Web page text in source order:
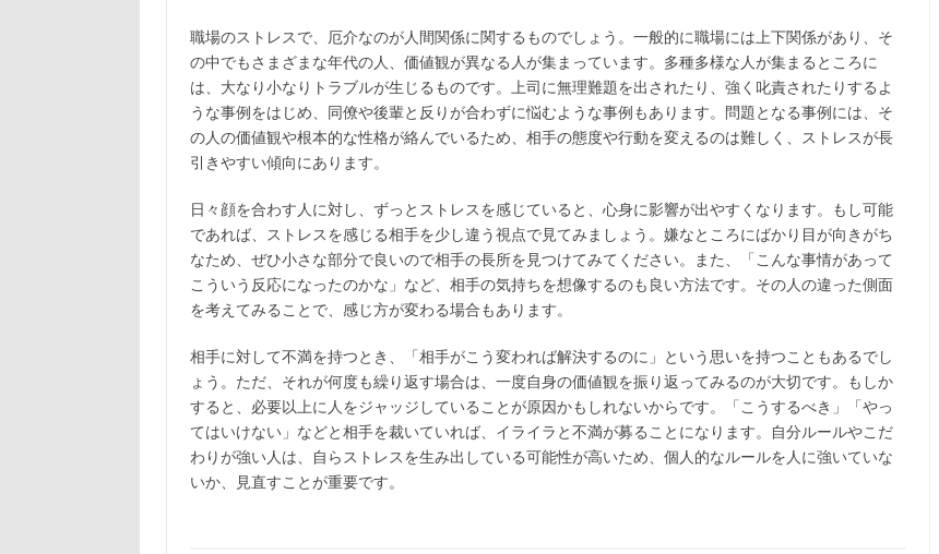
職場のストレスで、厄介なのが人間関係に関するものでしょう。一般的に職場には上下関係があり、そ
の中でもさまざまな年代の人、価値観が異なる人が集まっています。多種多様な人が集まるところに
は、大なり小なりトラブルが生じるものです。上司に無理難題を出されたり、強く叱責されたりするよ
うな事例をはじめ、同僚や後輩と反りが合わずに悩むような事例もあります。問題となる事例には、そ
の人の価値観や根本的な性格が絡んでいるため、相手の態度や行動を変えるのは難しく、ストレスが長
引きやすい傾向にあります。
日々顔を合わす人に対し、ずっとストレスを感じていると、心身に影響が出やすくなります。もし可能
であれば、ストレスを感じる相手を少し違う視点で見てみましょう。嫌なところにばかり目が向きがち
なため、ぜひ小さな部分で良いので相手の長所を見つけてみてください。また、「こんな事情があって
こういう反応になったのかな」など、相手の気持ちを想像するのも良い方法です。その人の違った側面
を考えてみることで、感じ方が変わる場合もあります。
相手に対して不満を持つとき、「相手がこう変われば解決するのに」という思いを持つこともあるでし
ょう。ただ、それが何度も繰り返す場合は、一度自身の価値観を振り返ってみるのが大切です。もしか
すると、必要以上に人をジャッジしていることが原因かもしれないからです。「こうするべき」「やっ
てはいけない」などと相手を裁いていれば、イライラと不満が募ることになります。自分ルールやこだ
わりが強い人は、自らストレスを生み出している可能性が高いため、個人的なルールを人に強いていな
いか、見直すことが重要です。